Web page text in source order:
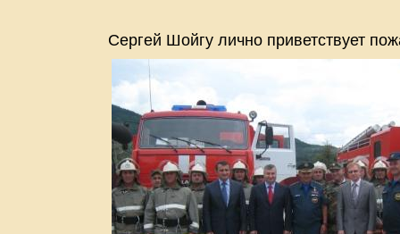
Сергей Шойгу лично приветствует